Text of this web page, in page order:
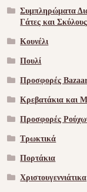
Συμπληρώματα
Γάτες και Σκύλους
Κουνέλι
Πουλί
Προσφορές
Κρεβατάκια και
Προσφορές
Τρωκτικά
Πορτάκια
Χριστουγεννιάτικα